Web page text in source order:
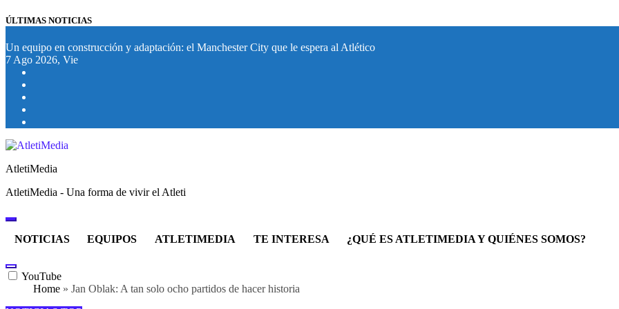
Saltar
contenido
ÚLTIMAS NOTICIAS
Un equipo en construcción y adaptación: el Manchester City que le espera al Atlético
7 Ago 2026, Vie
AtletiMedia
AtletiMedia - Una forma de vivir el Atleti
NOTICIAS EQUIPOS ATLETIMEDIA TE INTERESA ¿QUÉ ES ATLETIMEDIA Y QUIÉNES SOMOS?
YouTube
Home » Jan Oblak: A tan solo ocho partidos de hacer historia